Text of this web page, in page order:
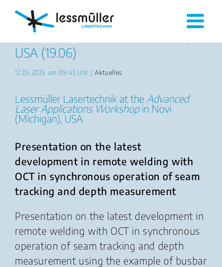
contentPresentation at the ALAW 2025,
USA (19.06)
12.05.2025 um 09:45 Uhr | Aktuelles
Lessmüller Lasertechnik at the Advanced
Laser Applications Workshopin Novi
(Michigan), USA
Presentation on the latest
development in remote welding with
OCT in synchronous operation of seam
tracking and depth measurement
Presentation on the latest development in
remote welding with OCT in synchronous
operation of seam tracking and depth
measurement using the example of busbar